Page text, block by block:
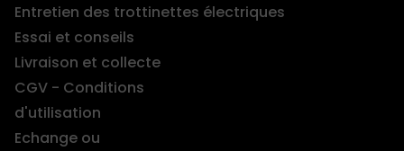
Entretien des trottinettes électriques
Essai et conseils
Livraison et collecte
CGV - Conditions
d'utilisation
Echange ou